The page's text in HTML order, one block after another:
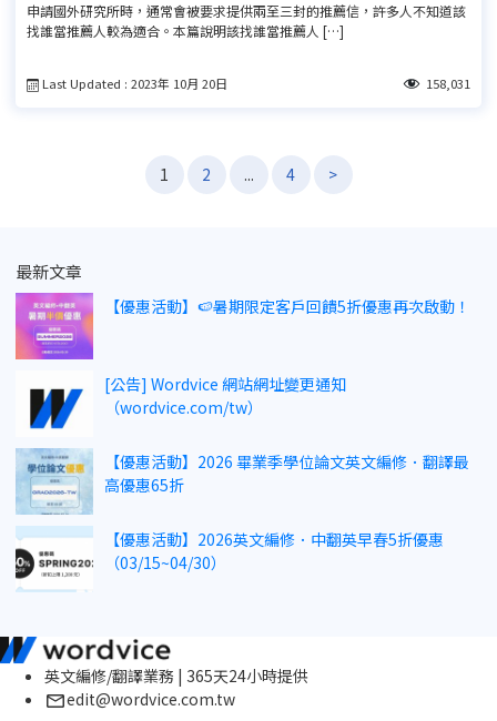
申請國外研究所時，通常會被要求提供兩至三封的推薦信，許多人不知道該
找誰當推薦人較為適合。本篇說明該找誰當推薦人 […]
Last Updated : 2023年 10月 20日 158,031
1 2 ... 4 >
最新文章
【優惠活動】🍉暑期限定客戶回饋5折優惠再次啟動！
[公告] Wordvice 網站網址變更通知
（wordvice.com/tw）
【優惠活動】2026 畢業季學位論文英文編修．翻譯最
高優惠65折
【優惠活動】2026英文編修．中翻英早春5折優惠
（03/15~04/30）
英文編修/翻譯業務 | 365天24小時提供
edit@wordvice.com.tw